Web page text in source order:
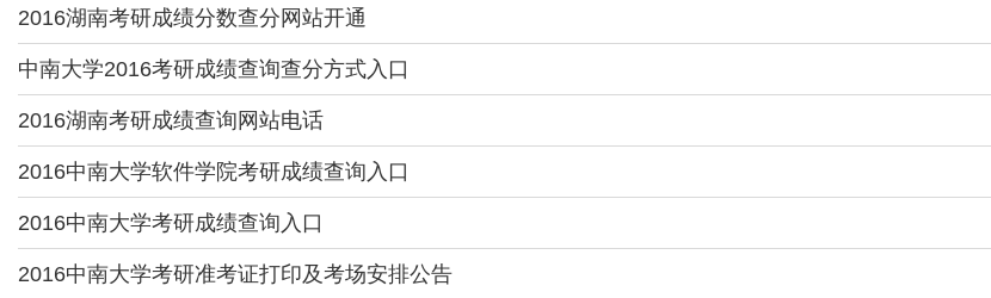
2016湖南考研成绩分数查分网站开通
中南大学2016考研成绩查询查分方式入口
2016湖南考研成绩查询网站电话
2016中南大学软件学院考研成绩查询入口
2016中南大学考研成绩查询入口
2016中南大学考研准考证打印及考场安排公告